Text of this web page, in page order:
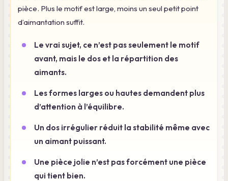
pièce. Plus le motif est large, moins un seul petit point
d’aimantation suffit.
Le vrai sujet, ce n’est pas seulement le motif
avant, mais le dos et la répartition des
aimants.
Les formes larges ou hautes demandent plus
d’attention à l’équilibre.
Un dos irrégulier réduit la stabilité même avec
un aimant puissant.
Une pièce jolie n’est pas forcément une pièce
qui tient bien.